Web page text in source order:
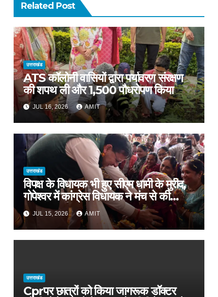
Related Post
उत्तराखंड
ATS कॉलोनी वासियों द्वारा पर्यावरण संरक्षण
की शपथ ली और 1,500 पौधरोपण किया
JUL 16, 2026 AMIT
उत्तराखंड
विपक्ष के विधायक भी हुए सीएम धामी के मुरीद,
गोपेश्वर में कांग्रेस विधायक ने मंच से की
खुलकर तारीफ*
JUL 15, 2026 AMIT
उत्तराखंड
Cprपर छात्रों को किया जागरूक डॉक्टर